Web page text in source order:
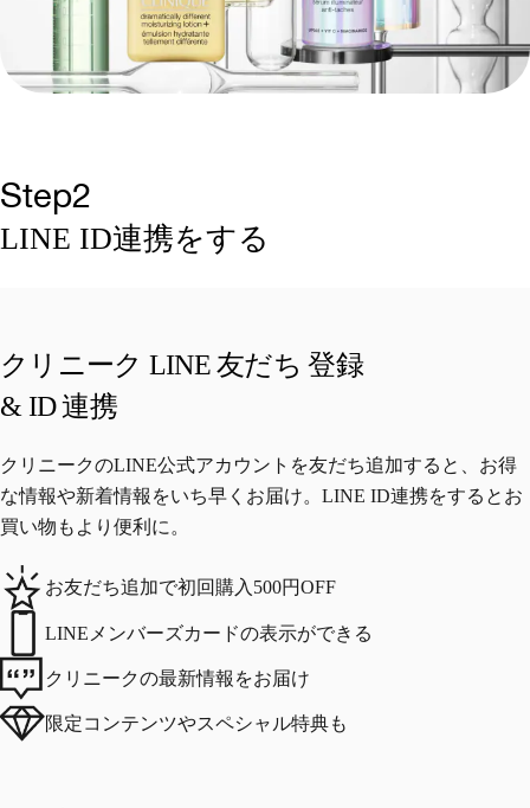
Step2
LINE ID連携をする
クリニーク LINE 友だち 登録
& ID 連携
クリニークのLINE公式アカウントを友だち追加すると、お得
な情報や新着情報をいち早くお届け。LINE ID連携をするとお
買い物もより便利に。
お友だち追加で初回購入500円OFF
LINEメンバーズカードの表示ができる
クリニークの最新情報をお届け
限定コンテンツやスペシャル特典も